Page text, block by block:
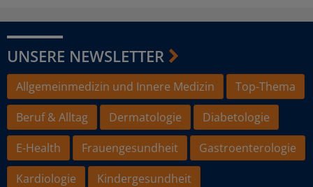
UNSERE NEWSLETTER
Allgemeinmedizin und Innere Medizin
Top-Thema
Beruf & Alltag
Dermatologie
Diabetologie
E-Health
Frauengesundheit
Gastroenterologie
Kardiologie
Kindergesundheit